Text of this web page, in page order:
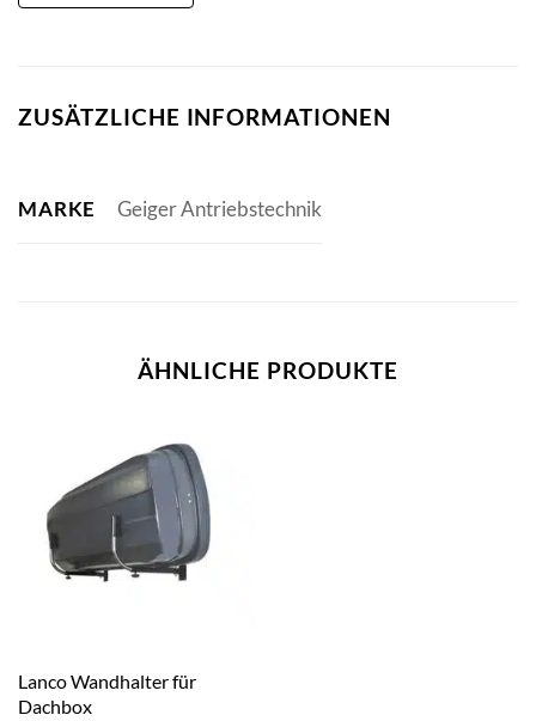
ZUSÄTZLICHE INFORMATIONEN
MARKE Geiger Antriebstechnik
ÄHNLICHE PRODUKTE
Lanco Wandhalter für
Dachbox